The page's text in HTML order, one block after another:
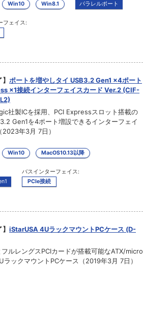
Win10 Win8.1
パラレルポート
フェイス:
ポートを増やしタイ USB3.2 Gen1 ×4ポート
×1接続インターフェイスカード Ver.2 (CIF-
社製ICを採用、PCI Expressスロット搭載の
Gen1を4ポート増設できるインターフェイ
2023年3月 7日）
Win10 MacOS10.13以降
バスインターフェイス:
PCIe接続
iStarUSA 4UラックマウントPCケース (D-
フルレングスPCIカードが搭載可能なATX/micro
ラックマウントPCケース（2019年3月 7日）